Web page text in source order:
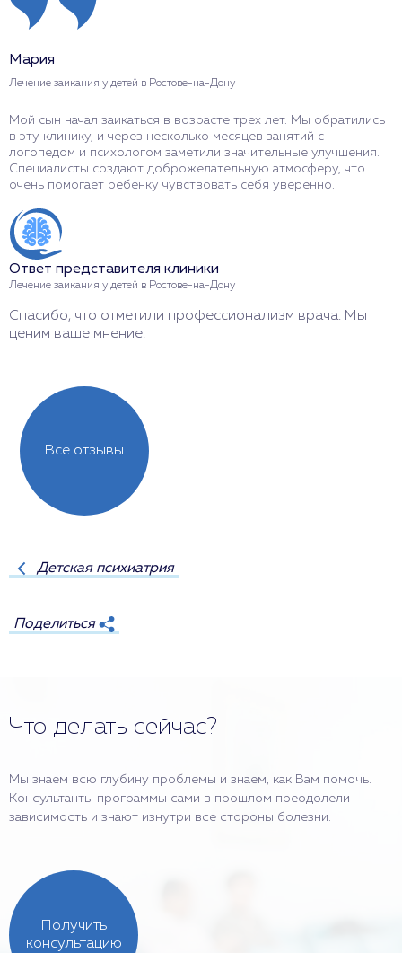
Мария
Лечение заикания у детей в Ростове-на-Дону
Мой сын начал заикаться в возрасте трех лет. Мы обратились
в эту клинику, и через несколько месяцев занятий с
логопедом и психологом заметили значительные улучшения.
Специалисты создают доброжелательную атмосферу, что
очень помогает ребенку чувствовать себя уверенно.
Ответ представителя клиники
Лечение заикания у детей в Ростове-на-Дону
Спасибо, что отметили профессионализм врача. Мы
ценим ваше мнение.
Все отзывы
Детская психиатрия
Поделиться
Что делать сейчас?
Мы знаем всю глубину проблемы и знаем, как Вам помочь.
Консультанты программы сами в прошлом преодолели
зависимость и знают изнутри все стороны болезни.
Получить
консультацию